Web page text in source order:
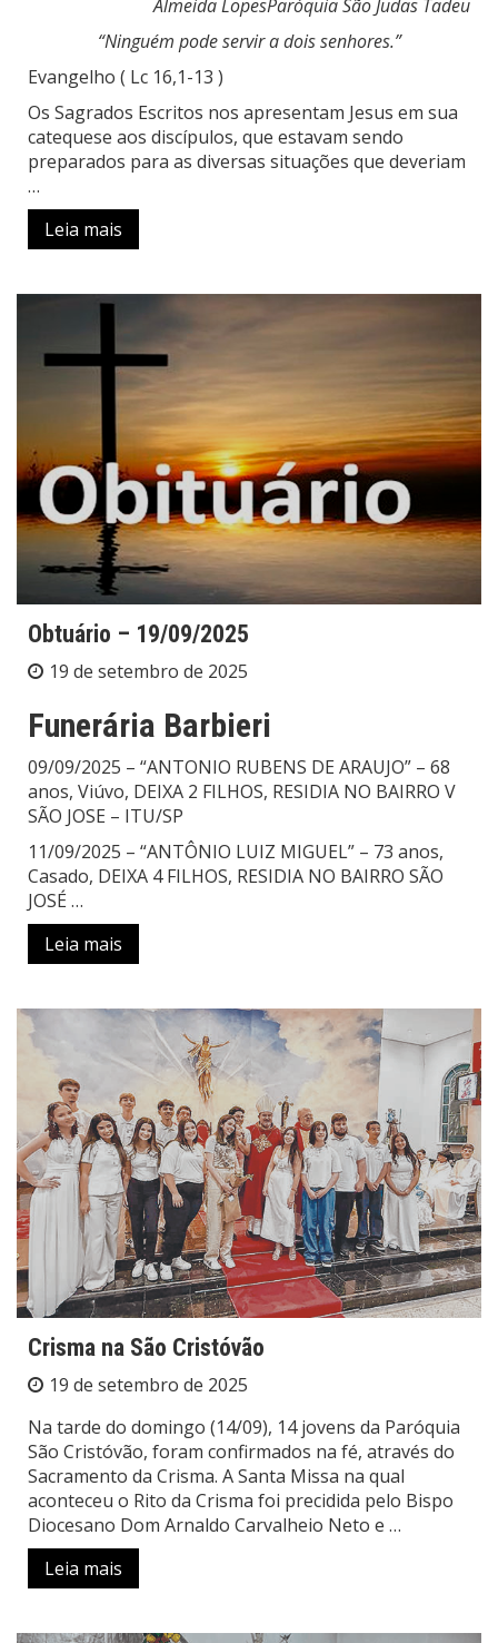
Almeida LopesParóquia São Judas Tadeu
“Ninguém pode servir a dois senhores.”
Evangelho ( Lc 16,1-13 )
Os Sagrados Escritos nos apresentam Jesus em sua
catequese aos discípulos, que estavam sendo
preparados para as diversas situações que deveriam
…
Leia mais
Obtuário – 19/09/2025
19 de setembro de 2025
Funerária Barbieri
09/09/2025 – “ANTONIO RUBENS DE ARAUJO” – 68
anos, Viúvo, DEIXA 2 FILHOS, RESIDIA NO BAIRRO V
SÃO JOSE – ITU/SP
11/09/2025 – “ANTÔNIO LUIZ MIGUEL” – 73 anos,
Casado, DEIXA 4 FILHOS, RESIDIA NO BAIRRO SÃO
JOSÉ …
Leia mais
Crisma na São Cristóvão
19 de setembro de 2025
Na tarde do domingo (14/09), 14 jovens da Paróquia
São Cristóvão, foram confirmados na fé, através do
Sacramento da Crisma. A Santa Missa na qual
aconteceu o Rito da Crisma foi precidida pelo Bispo
Diocesano Dom Arnaldo Carvalheio Neto e …
Leia mais